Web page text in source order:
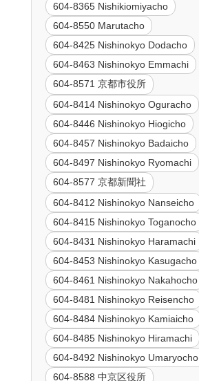
604-8365 Nishikiomiyacho
604-8550 Marutacho
604-8425 Nishinokyo Dodacho
604-8463 Nishinokyo Emmachi
604-8571 京都市役所
604-8414 Nishinokyo Oguracho
604-8446 Nishinokyo Hiogicho
604-8457 Nishinokyo Badaicho
604-8497 Nishinokyo Ryomachi
604-8577 京都新聞社
604-8412 Nishinokyo Nanseicho
604-8415 Nishinokyo Toganocho
604-8431 Nishinokyo Haramachi
604-8453 Nishinokyo Kasugacho
604-8461 Nishinokyo Nakahocho
604-8481 Nishinokyo Reisencho
604-8484 Nishinokyo Kamiaicho
604-8485 Nishinokyo Hiramachi
604-8492 Nishinokyo Umaryocho
604-8588 中京区役所